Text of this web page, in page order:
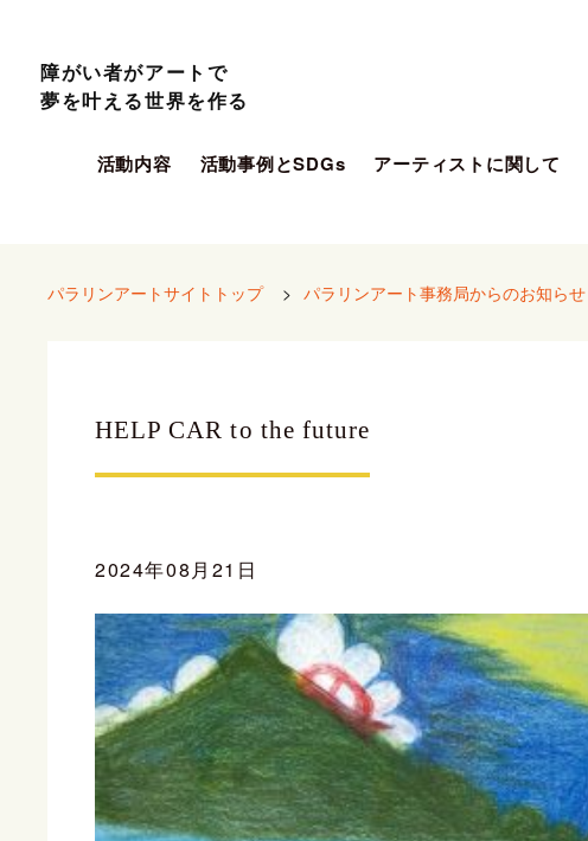
活動内容 活動事例とSDGs アーティストに関して
障がい者がアートで
夢を叶える世界を作る
パラリンアートサイトトップ > パラリンアート事務局からのお知らせ
HELP CAR to the future
2024年08月21日